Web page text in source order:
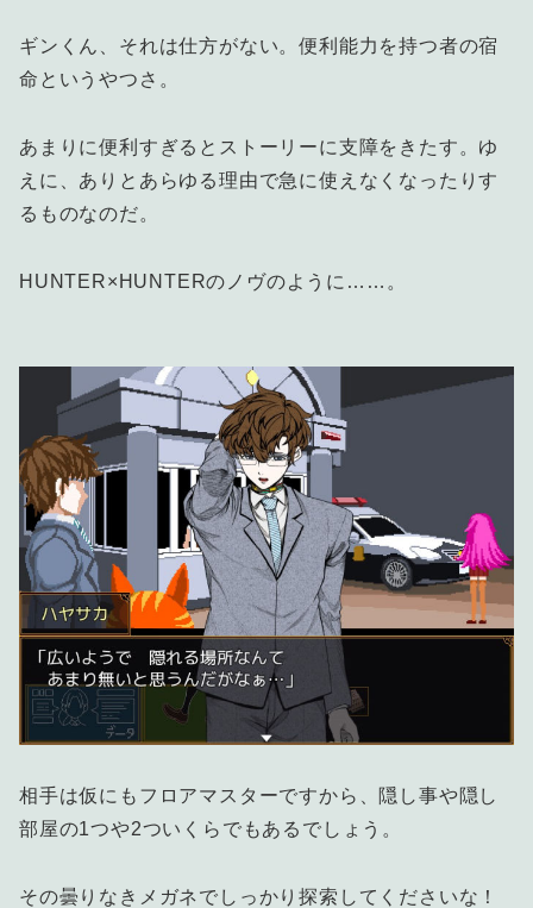
ギンくん、それは仕方がない。便利能力を持つ者の宿
命というやつさ。
あまりに便利すぎるとストーリーに支障をきたす。ゆ
えに、ありとあらゆる理由で急に使えなくなったりす
るものなのだ。
HUNTER×HUNTERのノヴのように……。
相手は仮にもフロアマスターですから、隠し事や隠し
部屋の1つや2ついくらでもあるでしょう。
その曇りなきメガネでしっかり探索してくださいな！